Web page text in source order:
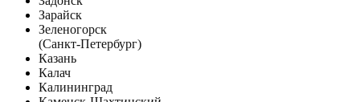
Зарайск
Зеленогорск
(Санкт-Петербург)
Казань
Калач
Калининград